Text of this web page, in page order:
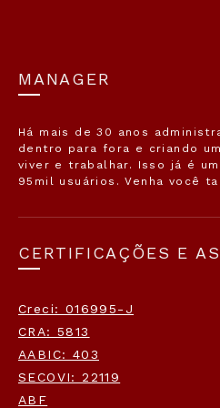
MANAGER
Há mais de 30 anos
dentro para fora e criando
viver e trabalhar. Isso já é
95mil usuários. Venha você
CERTIFICAÇÕES E
Creci: 016995-J
CRA: 5813
AABIC: 403
SECOVI: 22119
ABF